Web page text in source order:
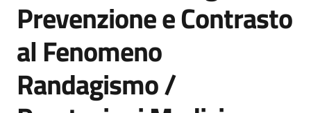
Prevenzione e Contrasto
al Fenomeno
Randagismo /